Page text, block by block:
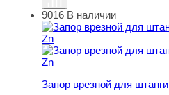
Запор врезной для
9016 В наличии
Запор врезной для